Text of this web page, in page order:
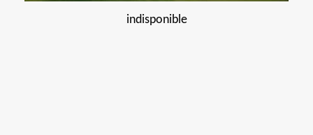
indisponible